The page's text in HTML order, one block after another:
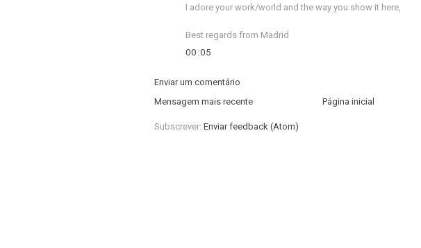
I adore your work/world and the way you show it here,
Best regards from Madrid
00:05
Enviar um comentário
Mensagem mais recente
Página inicial
Subscrever: Enviar feedback (Atom)